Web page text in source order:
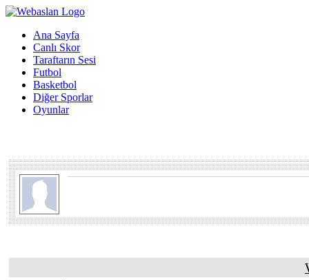
Ana Sayfa
Canlı Skor
Taraftarın Sesi
Futbol
Basketbol
Diğer Sporlar
Oyunlar